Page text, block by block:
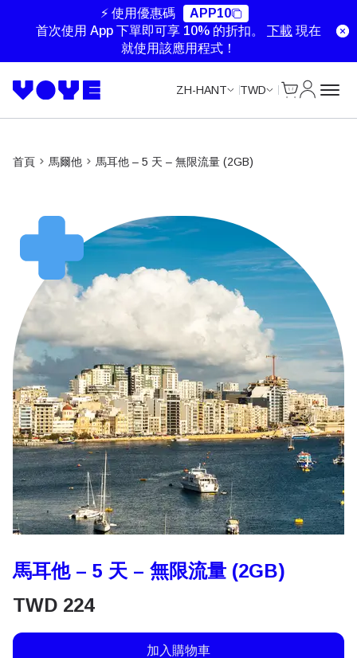
⚡ 使用優惠碼
APP10
首次使用 App 下單即可享 10% 的折扣。 下載 現在
就使用該應用程式！
ZH-HANT TWD
首頁 馬爾他 馬耳他 – 5 天 – 無限流量 (2GB)
馬耳他 – 5 天 – 無限流量 (2GB)
TWD 224
加入購物車